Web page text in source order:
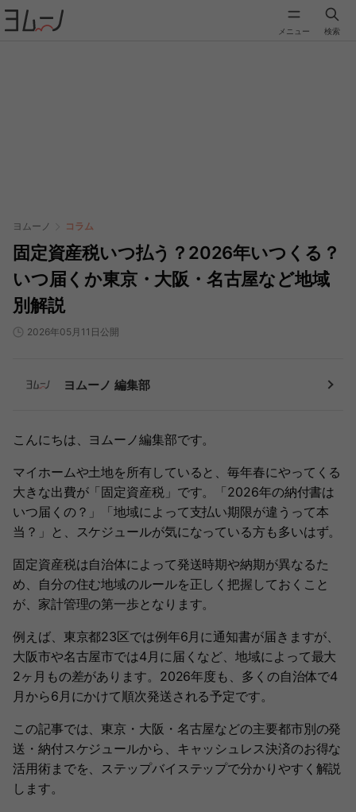
メニュー 検索
ヨムーノ コラム
固定資産税いつ払う？2026年いつくる？
いつ届くか東京・大阪・名古屋など地域
別解説
2026年05月11日公開
ヨムーノ 編集部
こんにちは、ヨムーノ編集部です。
マイホームや土地を所有していると、毎年春にやってくる
大きな出費が「固定資産税」です。「2026年の納付書は
いつ届くの？」「地域によって支払い期限が違うって本
当？」と、スケジュールが気になっている方も多いはず。
固定資産税は自治体によって発送時期や納期が異なるた
め、自分の住む地域のルールを正しく把握しておくこと
が、家計管理の第一歩となります。
例えば、東京都23区では例年6月に通知書が届きますが、
大阪市や名古屋市では4月に届くなど、地域によって最大
2ヶ月もの差があります。2026年度も、多くの自治体で4
月から6月にかけて順次発送される予定です。
この記事では、東京・大阪・名古屋などの主要都市別の発
送・納付スケジュールから、キャッシュレス決済のお得な
活用術までを、ステップバイステップで分かりやすく解説
します。